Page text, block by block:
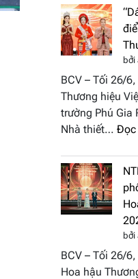
bởi
BCV – Tối 26/
Thương hiệu
trường Phú Gia
Nhà thiết… Đọc
bởi
BCV – Tối 26/
Hoa hậu